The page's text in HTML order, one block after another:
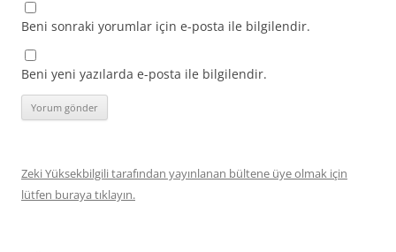
Beni sonraki yorumlar için e-posta ile bilgilendir.
Beni yeni yazılarda e-posta ile bilgilendir.
Zeki Yüksekbilgili tarafından yayınlanan bültene üye olmak için
lütfen buraya tıklayın.